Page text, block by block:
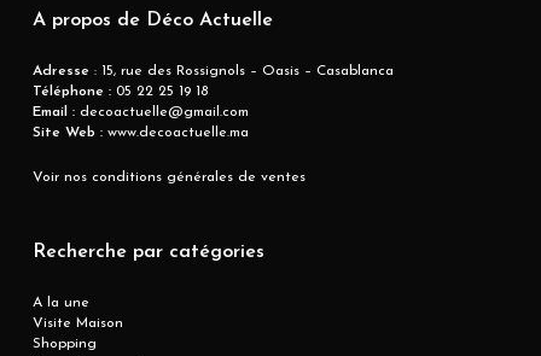
A propos de Déco Actuelle
Adresse : 15, rue des Rossignols – Oasis – Casablanca
Téléphone :05 22 25 19 18
Email :decoactuelle@gmail.com
Site Web :www.decoactuelle.ma
Voir nos conditions générales de ventes
Recherche par catégories
A la une
Visite Maison
Shopping